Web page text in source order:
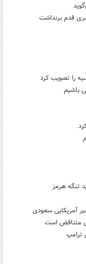
قدم برنداشت
را تصویب کرد
باشیم
تنگه هرمز
آمریکایی سعودی
وی متناقض است
ترامپ